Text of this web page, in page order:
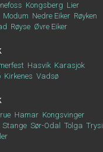
Kongsberg Lier
Modum Nedre Eiker Røyken
Røyse Øvre Eiker
Hasvik Karasjok
Kirkenes Vadsø
Hamar Kongsvinger
Stange Sør-Odal Tolga Trysil